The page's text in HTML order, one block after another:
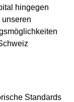
hingegen
Standards